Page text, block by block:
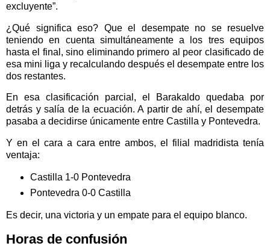
excluyente”.
¿Qué significa eso? Que el desempate no se resuelve
teniendo en cuenta simultáneamente a los tres equipos
hasta el final, sino eliminando primero al peor clasificado de
esa mini liga y recalculando después el desempate entre los
dos restantes.
En esa clasificación parcial, el Barakaldo quedaba por
detrás y salía de la ecuación. A partir de ahí, el desempate
pasaba a decidirse únicamente entre Castilla y Pontevedra.
Y en el cara a cara entre ambos, el filial madridista tenía
ventaja:
Castilla 1-0 Pontevedra
Pontevedra 0-0 Castilla
Es decir, una victoria y un empate para el equipo blanco.
Horas de confusión